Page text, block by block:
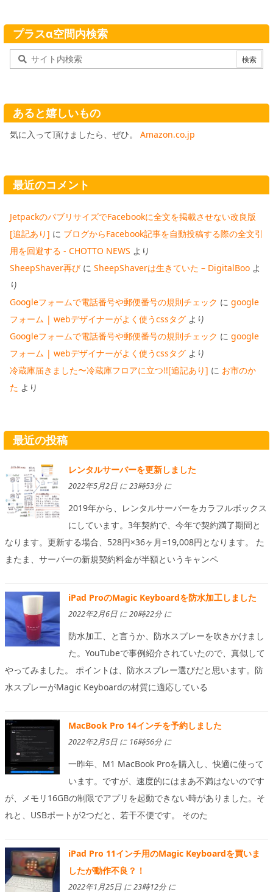
プラスα空間内検索
あると嬉しいもの
気に入って頂けましたら、ぜひ。 Amazon.co.jp
最近のコメント
JetpackのパブリサイズでFacebookに全文を掲載させない改良版
[追記あり] に ブログからFacebook記事を自動投稿する際の全文引
用を回避する - CHOTTO NEWS より
SheepShaver再び に SheepShaverは生きていた – DigitalBoo よ
り
Googleフォームで電話番号や郵便番号の規則チェック に google
フォーム | webデザイナーがよく使うcssタグ より
Googleフォームで電話番号や郵便番号の規則チェック に google
フォーム | webデザイナーがよく使うcssタグ より
冷蔵庫届きました〜冷蔵庫フロアに立つ!![追記あり] に お市のか
た より
最近の投稿
レンタルサーバーを更新しました
2022年5月2日 に 23時53分 に
2019年から、レンタルサーバーをカラフルボックス
にしています。3年契約で、今年で契約満了期間と
なります。更新する場合、528円×36ヶ月=19,008円となります。 た
またま、サーバーの新規契約料金が半額というキャンペ
iPad ProのMagic Keyboardを防水加工しました
2022年2月6日 に 20時22分 に
防水加工、と言うか、防水スプレーを吹きかけまし
た。YouTubeで事例紹介されていたので、真似して
やってみました。 ポイントは、防水スプレー選びだと思います。防
水スプレーがMagic Keyboardの材質に適応している
MacBook Pro 14インチを予約しました
2022年2月5日 に 16時56分 に
一昨年、M1 MacBook Proを購入し、快適に使って
います。ですが、速度的にはまあ不満はないのです
が、メモリ16GBの制限でアプリを起動できない時がありました。そ
れと、USBポートが2つだと、若干不便です。 そのた
iPad Pro 11インチ用のMagic Keyboardを買いま
したが動作不良？！
2022年1月25日 に 23時12分 に